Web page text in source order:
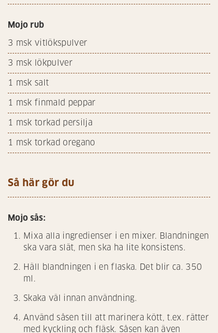
Mojo rub
3 msk vitlökspulver
3 msk lökpulver
1 msk salt
1 msk finmald peppar
1 msk torkad persilja
1 msk torkad oregano
Så här gör du
Mojo sås:
Mixa alla ingredienser i en mixer. Blandningen
ska vara slät, men ska ha lite konsistens.
Häll blandningen i en flaska. Det blir ca. 350
ml.
Skaka väl innan användning.
Använd såsen till att marinera kött, t.ex. rätter
med kyckling och fläsk. Såsen kan även